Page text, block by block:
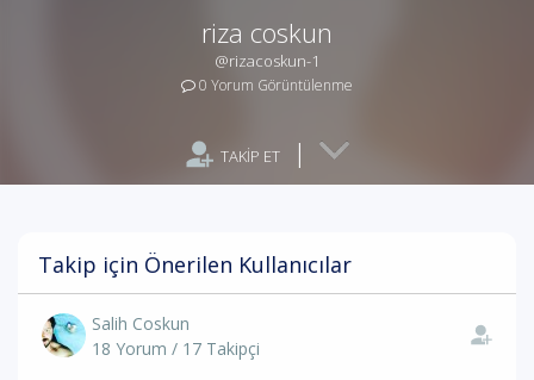
riza coskun
@rizacoskun-1
0 Yorum Görüntülenme
TAKİP ET |
Takip için Önerilen Kullanıcılar
Salih Coskun
18 Yorum / 17 Takipçi